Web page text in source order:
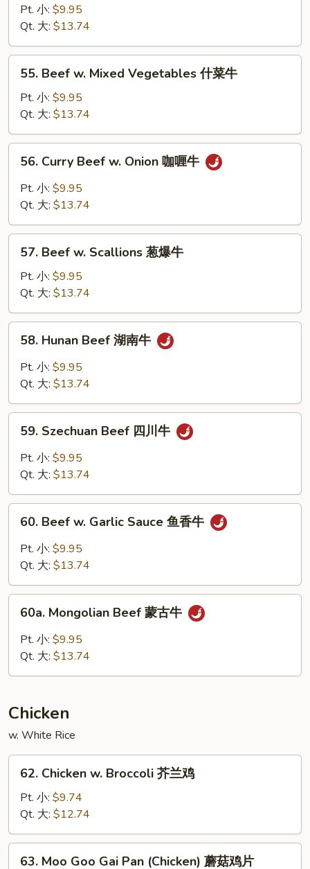
Broccoli
芥
兰
Pt. 小: $9.95
Qt. 大: $13.74
Beef
Mixed
Vegetables
什
55. Beef w. Mixed Vegetables 什菜牛
Pt. 小: $9.95
Qt. 大: $13.74
Curry
Beef
咖
56. Curry Beef w. Onion 咖喱牛
Pt. 小: $9.95
Qt. 大: $13.74
Beef
Scallions
葱
爆
57. Beef w. Scallions 葱爆牛
Pt. 小: $9.95
Qt. 大: $13.74
Hunan
Beef
牛
58. Hunan Beef 湖南牛
Pt. 小: $9.95
Qt. 大: $13.74
Szechuan
Beef
牛
59. Szechuan Beef 四川牛
Pt. 小: $9.95
Qt. 大: $13.74
Beef
Garlic
鱼
60. Beef w. Garlic Sauce 鱼香牛
Pt. 小: $9.95
Qt. 大: $13.74
Mongolian
Beef
60a. Mongolian Beef 蒙古牛
Pt. 小: $9.95
Qt. 大: $13.74
Chicken
w. White Rice
Chicken
Broccoli
芥
兰
62. Chicken w. Broccoli 芥兰鸡
Pt. 小: $9.74
Qt. 大: $12.74
63. Moo Goo Gai Pan (Chicken) 蘑菇鸡片